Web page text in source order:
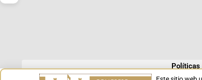
Políticas